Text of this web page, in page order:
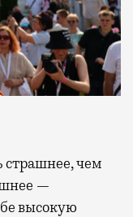
страшнее, чем
—
высокую